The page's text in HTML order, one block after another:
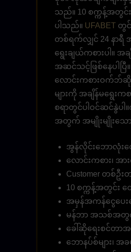
သည်။ 10 စက္ကန့်အတွ
ပါသည်။ UFABET တွင်
တစ်ရက်လျှင် 24 နာရီ
ရွေးချယ်ကစားပါ။
အဆင်သင့်ဖြစ်နေပါပြီ
လောင်းကစားဝက်ဘ်
များကို အချိန်မရွေး
စရာတွင်ပါဝင်ဆင်နွဲပ
အတွက် အမျိုးမျိုးသော
အွန်လိုင်းဘောလုံးလ
လောင်းကစား၊ အာ
Customer တစ်ဦ
10 စက္ကန့်အတွင်း တ
အမှန်အကန်ငွေပေးခ
မန်ဘာ အသစ်အတွက်
ခေါ်ဆိုရေးစင်တာ
ဘောနပ်စ်များ၊ အ